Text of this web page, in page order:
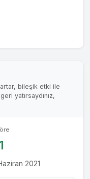
bileşik etki ile
yatırsaydınız,
2021